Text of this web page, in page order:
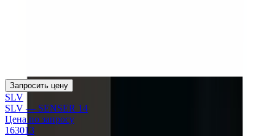
Запросить цену
SLV
SLV — SENSER 14
Цена по запросу
163013